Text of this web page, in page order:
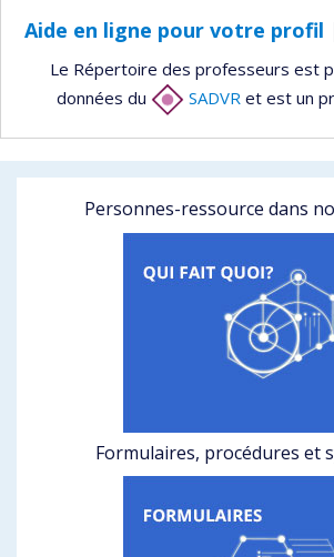
Aide en ligne pour votre profil
Le Répertoire des professeurs est
données du
SADVR et est un
Personnes-ressource dans
Formulaires, procédures et